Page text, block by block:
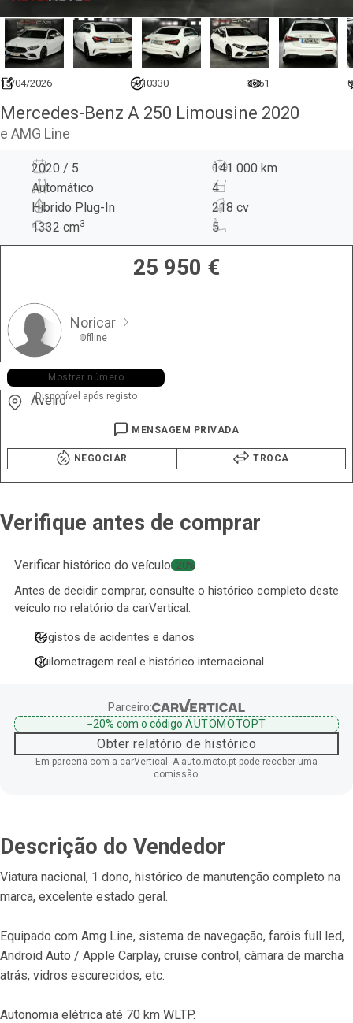
15/04/2026 6910330 3351 0
Mercedes-Benz A 250 Limousine 2020
e AMG Line
2020 / 5
141 000 km
Automático
4
Híbrido Plug-In
218 cv
1332 cm3 5
25 950 €
Noricar
Offline
+351 918 ••• •67
Mostrar número
Disponível após registo
Aveiro
MENSAGEM PRIVADA
NEGOCIAR TROCA
Verifique antes de comprar
Verificar histórico do veículo−20%
Antes de decidir comprar, consulte o histórico completo deste
veículo no relatório da carVertical.
Registos de acidentes e danos
Quilometragem real e histórico internacional
Parceiro:
−20%com o código AUTOMOTOPT
Obter relatório de histórico
Em parceria com a carVertical. A auto.moto.pt pode receber uma
comissão.
Descrição do Vendedor
Viatura nacional, 1 dono, histórico de manutenção completo na
marca, excelente estado geral.
Equipado com Amg Line, sistema de navegação, faróis full led,
Android Auto / Apple Carplay, cruise control, câmara de marcha
atrás, vidros escurecidos, etc.
Autonomia elétrica até 70 km WLTP.